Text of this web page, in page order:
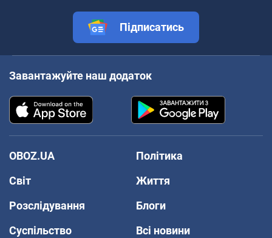
Підписатись
Завантажуйте наш додаток
OBOZ.UA
Політика
Світ
Життя
Розслідування
Блоги
Суспільство
Всі новини